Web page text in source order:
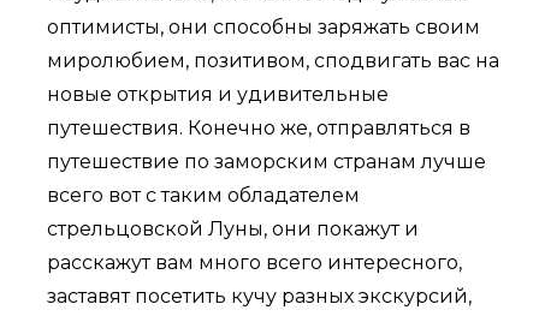
оптимисты, они способны заряжать своим
миролюбием, позитивом, сподвигать вас на
новые открытия и удивительные
путешествия. Конечно же, отправляться в
путешествие по заморским странам лучше
всего вот с таким обладателем
стрельцовской Луны, они покажут и
расскажут вам много всего интересного,
заставят посетить кучу разных экскурсий,